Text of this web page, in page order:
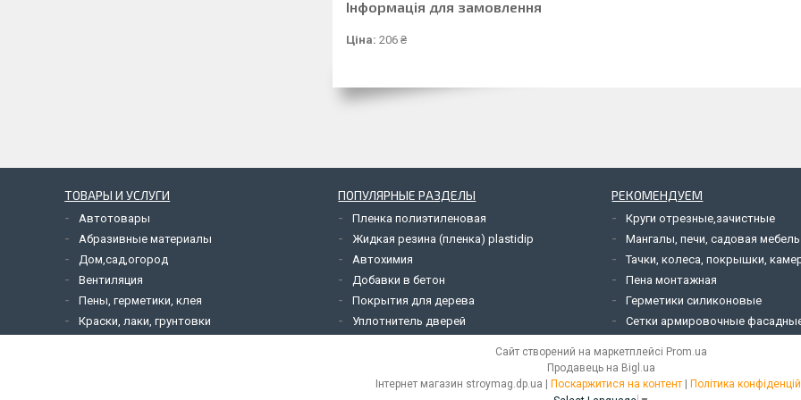
Інформація для замовлення
Ціна: 206 ₴
ТОВАРЫ И УСЛУГИ
Автотовары
Абразивные материалы
Дом,сад,огород
Вентиляция
Пены, герметики, клея
Краски, лаки, грунтовки
ПОПУЛЯРНЫЕ РАЗДЕЛЫ
Пленка полиэтиленовая
Жидкая резина (пленка) plastidip
Автохимия
Добавки в бетон
Покрытия для дерева
Уплотнитель дверей
РЕКОМЕНДУЕМ
Круги отрезные,зачистные
Мангалы, печи, садовая мебель
Тачки, колеса, покрышки,
Пена монтажная
Герметики силиконовые
Сетки армировочные
Сайт створений на маркетплейсі Prom.ua
Продавець на Bigl.ua
Інтернет магазин stroymag.dp.ua | Поскаржитися на контент | Політика